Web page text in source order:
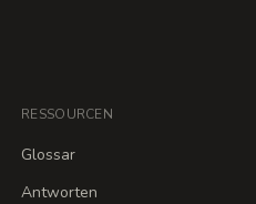
RESSOURCEN
Glossar
Antworten